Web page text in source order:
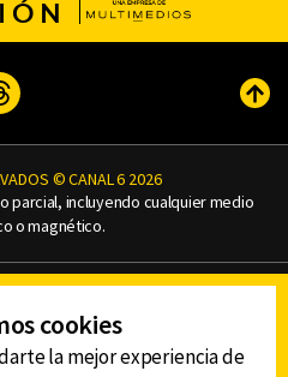
Threads
© CANAL 6 2026
parcial, incluyendo cualquier medio
o magnético.
PRIVACIDAD
LAS AUDIENCIAS
cookies
la mejor experiencia de